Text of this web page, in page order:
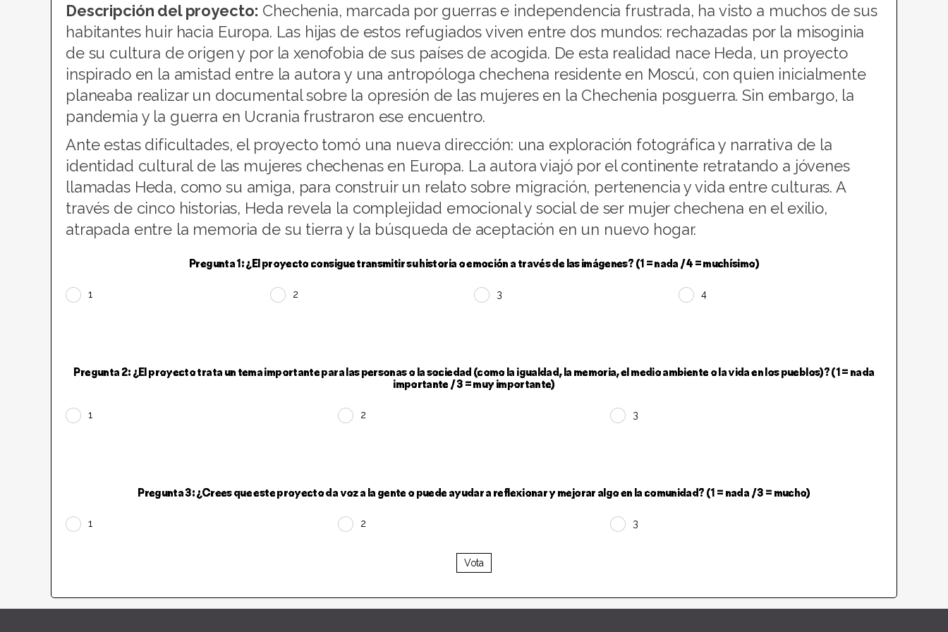
Descripción del proyecto: Chechenia, marcada por guerras e independencia frustrada, ha visto a muchos de sus
habitantes huir hacia Europa. Las hijas de estos refugiados viven entre dos mundos: rechazadas por la misoginia
de su cultura de origen y por la xenofobia de sus países de acogida. De esta realidad nace Heda, un proyecto
inspirado en la amistad entre la autora y una antropóloga chechena residente en Moscú, con quien inicialmente
planeaba realizar un documental sobre la opresión de las mujeres en la Chechenia posguerra. Sin embargo, la
pandemia y la guerra en Ucrania frustraron ese encuentro.
Ante estas dificultades, el proyecto tomó una nueva dirección: una exploración fotográfica y narrativa de la
identidad cultural de las mujeres chechenas en Europa. La autora viajó por el continente retratando a jóvenes
llamadas Heda, como su amiga, para construir un relato sobre migración, pertenencia y vida entre culturas. A
través de cinco historias, Heda revela la complejidad emocional y social de ser mujer chechena en el exilio,
atrapada entre la memoria de su tierra y la búsqueda de aceptación en un nuevo hogar.
Pregunta 1: ¿El proyecto consigue transmitir su historia o emoción a través de las imágenes? (1 = nada / 4 = muchísimo)
1 2 3 4
Pregunta 2: ¿El proyecto trata un tema importante para las personas o la sociedad (como la igualdad, la memoria, el medio ambiente o la vida en los pueblos)? (1 = nada
importante / 3 = muy importante)
1 2 3
Pregunta 3: ¿Crees que este proyecto da voz a la gente o puede ayudar a reflexionar y mejorar algo en la comunidad? (1 = nada / 3 = mucho)
1 2 3
Vota